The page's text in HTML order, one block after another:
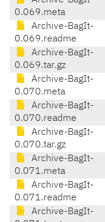
0.069.meta
Archive-BagIt-
0.069.readme
Archive-BagIt-
0.069.tar.gz
Archive-BagIt-
0.070.meta
Archive-BagIt-
0.070.readme
Archive-BagIt-
0.070.tar.gz
Archive-BagIt-
0.071.meta
Archive-BagIt-
0.071.readme
Archive-BagIt-